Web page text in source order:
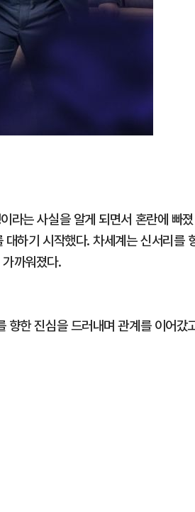
라는 사실을 알게 되면서 혼란에 빠졌
하기 시작했다. 차세계는 신서리를
까워졌다.
향한 진심을 드러내며 관계를 이어갔